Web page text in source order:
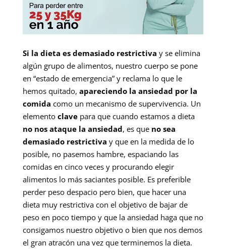
Si la dieta es demasiado restrictiva y se elimina
algún grupo de alimentos, nuestro cuerpo se pone
en “estado de emergencia” y reclama lo que le
hemos quitado, apareciendo la ansiedad por la
comida como un mecanismo de supervivencia. Un
elemento clavepara que cuando estamos a dieta
no nos ataque la ansiedad, es que no sea
demasiado restrictiva y que en la medida de lo
posible, no pasemos hambre, espaciando las
comidas en cinco veces y procurando elegir
alimentos lo más saciantes posible. Es preferible
perder peso despacio pero bien, que hacer una
dieta muy restrictiva con el objetivo de bajar de
peso en poco tiempo y que la ansiedad haga que no
consigamos nuestro objetivo o bien que nos demos
el gran atracón una vez que terminemos la dieta.